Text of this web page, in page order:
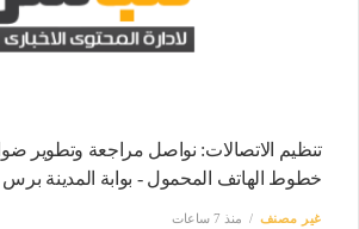
تنظيم الاتصالات: نواصل مراجعة وتطوير
خطوط الهاتف المحمول - بوابة المدينة برس
غير مصنف منذ 7 ساعات